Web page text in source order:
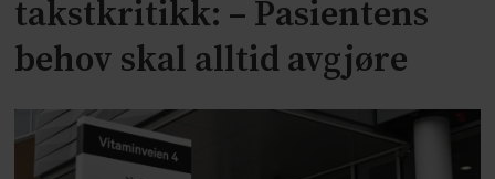
takstkritikk: – Pasientens
behov skal alltid avgjøre